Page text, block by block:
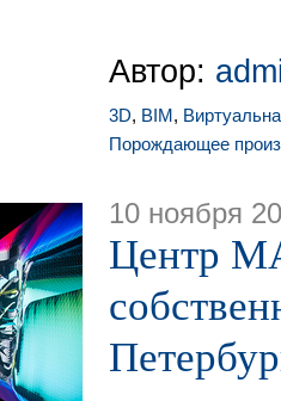
Автор:
3D, BIM,
Порождающее
10 ноября
Центр